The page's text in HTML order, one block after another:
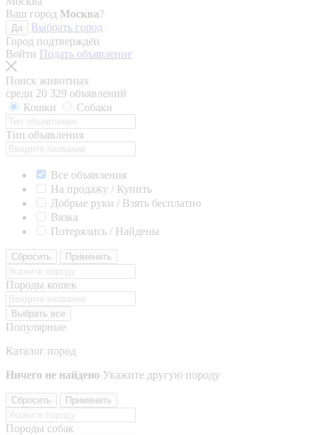
Ваш город Москва?
Да
Выбрать город
Город подтверждён
Войти Подать объявление
Поиск животных
среди 20 329 объявлений
Кошки
Собаки
Тип объявления
Все объявления
На продажу / Купить
Добрые руки / Взять бесплатно
Вязка
Потерялись / Найдены
Сбросить Применить
Породы кошек
Выбрать все
Популярные
Каталог пород
Ничего не найдено Укажите другую породу
Сбросить Применить
Породы собак